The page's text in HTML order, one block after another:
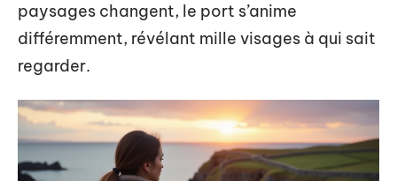
paysages changent, le port s’anime
différemment, révélant mille visages à qui sait
regarder.